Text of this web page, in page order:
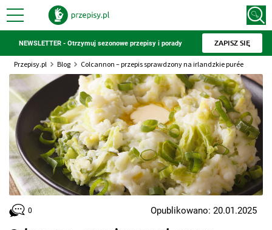
NEWSLETTER - Otrzymuj sezonowe przepisy i porady ZAPISZ SIĘ
Przepisy.pl Blog Colcannon – przepis sprawdzony na irlandzkie purée
0 Opublikowano: 20.01.2025